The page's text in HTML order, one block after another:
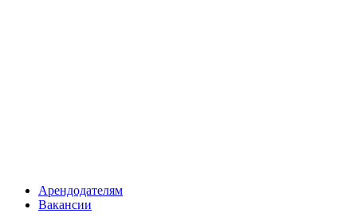
Арендодателям
Вакансии